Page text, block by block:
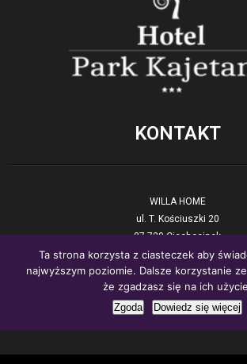
KONTAKT
WILLA HOME
ul. T. Kościuszki 20
87-720 Ciechocinek
tel. +48 54 423 17 90
E-mail:recepcja@willahome.pl
www:.willahome.pl
Ta strona korzysta z ciasteczek aby
najwyższym poziomie. Dalsze korzystanie
że zgadzasz się na ich
Zgoda Dowiedz się więcej